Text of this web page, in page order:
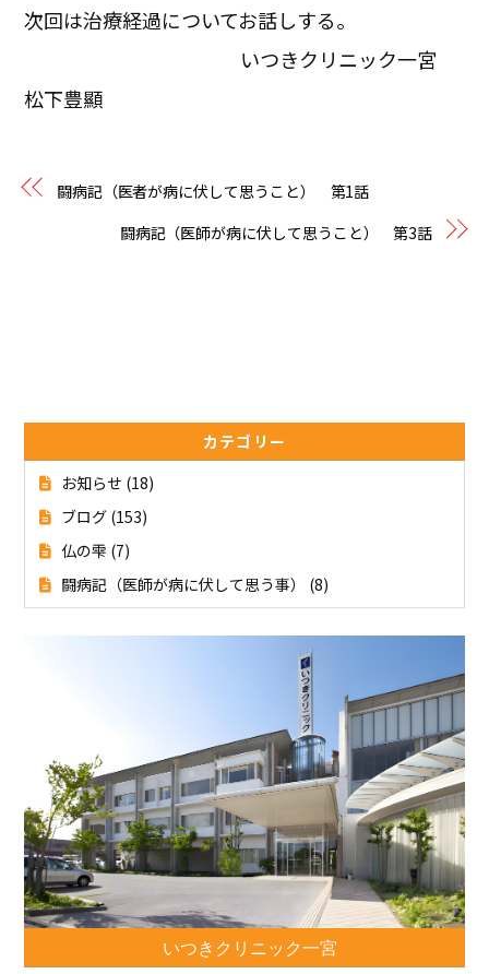
次回は治療経過についてお話しする。
いつきクリニック一宮
松下豊顯
闘病記（医者が病に伏して思うこと） 第1話
闘病記（医師が病に伏して思うこと） 第3話
カテゴリー
お知らせ (18)
ブログ (153)
仏の雫 (7)
闘病記（医師が病に伏して思う事）
(8)
いつきクリニック一宮